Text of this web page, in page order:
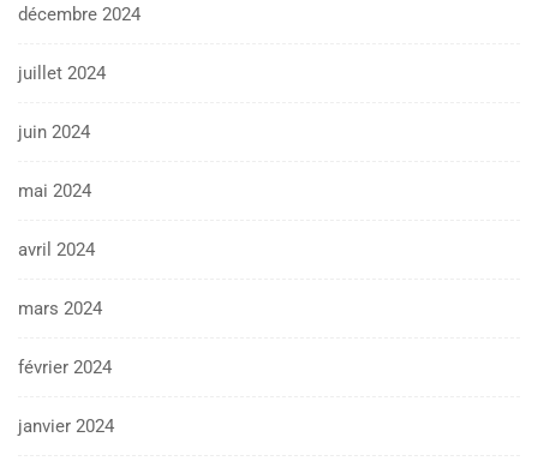
décembre 2024
juillet 2024
juin 2024
mai 2024
avril 2024
mars 2024
février 2024
janvier 2024